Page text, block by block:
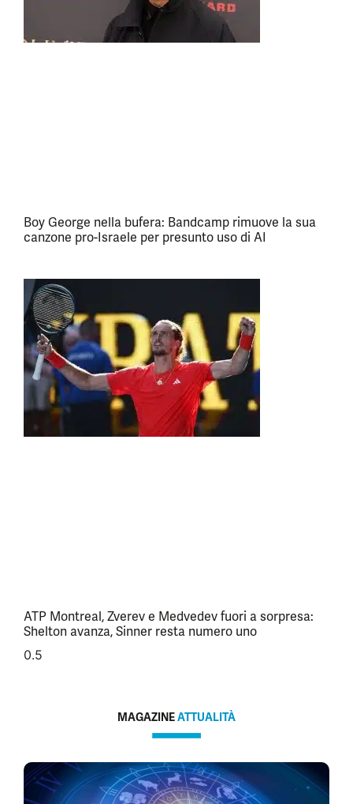
Boy George nella bufera: Bandcamp rimuove la sua
canzone pro-Israele per presunto uso di AI
ATP Montreal, Zverev e Medvedev fuori a sorpresa:
Shelton avanza, Sinner resta numero uno
MAGAZINEATTUALITÀ